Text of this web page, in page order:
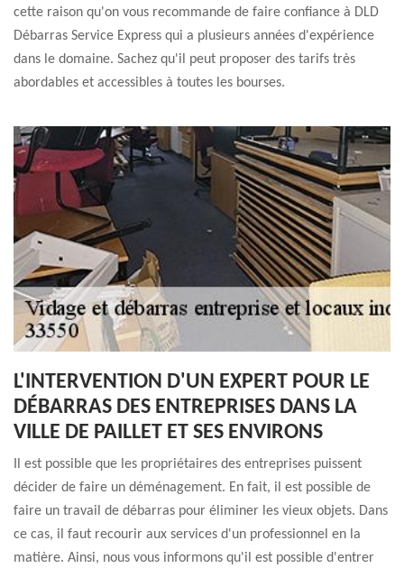
cette raison qu'on vous recommande de faire confiance à DLD
Débarras Service Express qui a plusieurs années d'expérience
dans le domaine. Sachez qu'il peut proposer des tarifs très
abordables et accessibles à toutes les bourses.
L'INTERVENTION D'UN EXPERT POUR LE
DÉBARRAS DES ENTREPRISES DANS LA
VILLE DE PAILLET ET SES ENVIRONS
Il est possible que les propriétaires des entreprises puissent
décider de faire un déménagement. En fait, il est possible de
faire un travail de débarras pour éliminer les vieux objets. Dans
ce cas, il faut recourir aux services d'un professionnel en la
matière. Ainsi, nous vous informons qu'il est possible d'entrer